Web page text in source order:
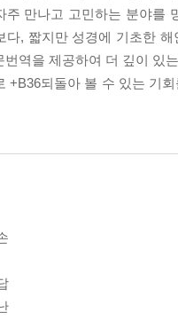
주 만나고 고민하는 분야를
다, 짧지만 성경에 기초한
번역을 제공하여 더 깊이 있
+B36되돌아 볼 수 있는 기